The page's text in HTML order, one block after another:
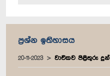
ප්‍රශ්න ඉතිහාසය
20-11-2023 වාචිකව පිළිතුරු දුන්